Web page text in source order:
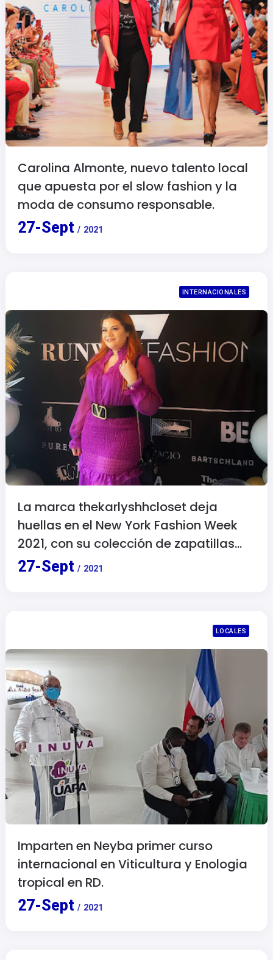
Carolina Almonte, nuevo talento local
que apuesta por el slow fashion y la
moda de consumo responsable.
27-Sept / 2021
INTERNACIONALES
La marca thekarlyshhcloset deja
huellas en el New York Fashion Week
2021, con su colección de zapatillas
The karlyshh Shoes.
27-Sept / 2021
LOCALES
Imparten en Neyba primer curso
internacional en Viticultura y Enologia
tropical en RD.
27-Sept / 2021